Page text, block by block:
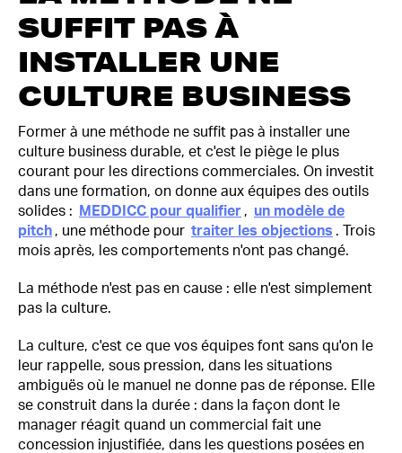
SUFFIT PAS À
INSTALLER UNE
CULTURE BUSINESS
Former à une méthode ne suffit pas à installer une
culture business durable, et c'est le piège le plus
courant pour les directions commerciales. On investit
dans une formation, on donne aux équipes des outils
solides :
MEDDICC pour qualifier , un modèle de
pitch , une méthode pour traiter les objections . Trois
mois après, les comportements n'ont pas changé.
La méthode n'est pas en cause : elle n'est simplement
pas la culture.
La culture, c'est ce que vos équipes font sans qu'on le
leur rappelle, sous pression, dans les situations
ambiguës où le manuel ne donne pas de réponse. Elle
se construit dans la durée : dans la façon dont le
manager réagit quand un commercial fait une
concession injustifiée, dans les questions posées en